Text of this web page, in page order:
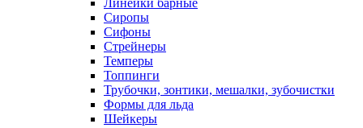
Линейки барные
Сиропы
Сифоны
Стрейнеры
Темперы
Топпинги
Трубочки, зонтики, мешалки, зубочистки
Формы для льда
Шейкеры